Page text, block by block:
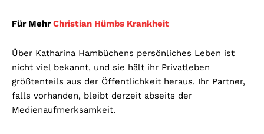
Für MehrChristian Hümbs Krankheit
Über Katharina Hambüchens persönliches Leben ist
nicht viel bekannt, und sie hält ihr Privatleben
größtenteils aus der Öffentlichkeit heraus. Ihr Partner,
falls vorhanden, bleibt derzeit abseits der
Medienaufmerksamkeit.